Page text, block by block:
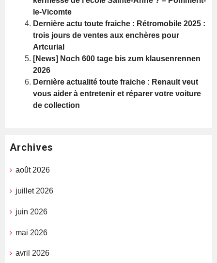
le-Vicomte
Dernière actu toute fraiche : Rétromobile 2025 :
trois jours de ventes aux enchères pour
Artcurial
[News] Noch 600 tage bis zum klausenrennen
2026
Dernière actualité toute fraiche : Renault veut
vous aider à entretenir et réparer votre voiture
de collection
Archives
août 2026
juillet 2026
juin 2026
mai 2026
avril 2026